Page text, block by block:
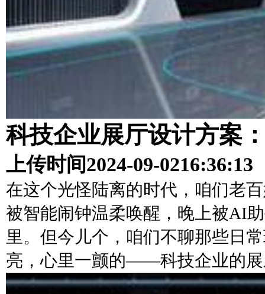
科技企业展厅设计方案
上传时间2024-09-0216:36:13
在这个光怪陆离的时代，咱们老
被智能闹钟温柔唤醒，晚上被AI
里。但今儿个，咱们不聊那些日
亮，心里一颤的——科技企业的